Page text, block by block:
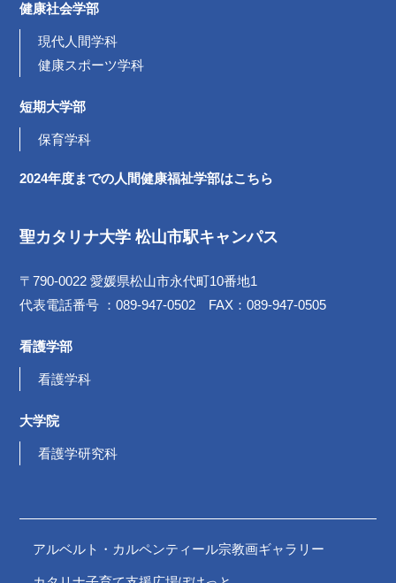
健康社会学部
現代人間学科
健康スポーツ学科
短期大学部
保育学科
2024年度までの人間健康福祉学部はこちら
聖カタリナ大学 松山市駅キャンパス
〒790-0022 愛媛県松山市永代町10番地1
代表電話番号 ：089-947-0502 FAX：089-947-0505
看護学部
看護学科
大学院
看護学研究科
アルベルト・カルペンティール宗教画ギャラリー